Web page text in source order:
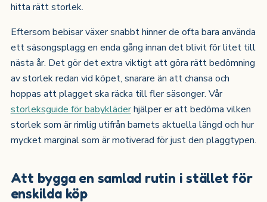
hitta rätt storlek.
Eftersom bebisar växer snabbt hinner de ofta bara använda
ett säsongsplagg en enda gång innan det blivit för litet till
nästa år. Det gör det extra viktigt att göra rätt bedömning
av storlek redan vid köpet, snarare än att chansa och
hoppas att plagget ska räcka till fler säsonger. Vår
storleksguide för babykläderhjälper er att bedöma vilken
storlek som är rimlig utifrån barnets aktuella längd och hur
mycket marginal som är motiverad för just den plaggtypen.
Att bygga en samlad rutin i stället för
enskilda köp